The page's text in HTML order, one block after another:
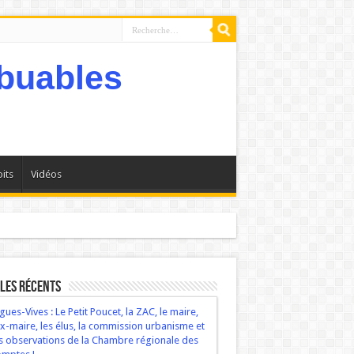
Vidéos
récents
Vives : Le Petit Poucet, la ZAC, le maire,
maire, les élus, la commission urbanisme et
observations de la Chambre régionale des